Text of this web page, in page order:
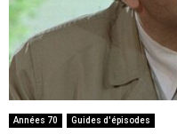
Années 70 Guides d'épisodes